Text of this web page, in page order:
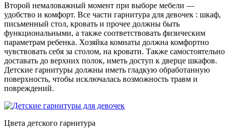
Второй немаловажный момент при выборе мебели —
удобство и комфорт. Все части гарнитура для девочек : шкаф,
письменный стол, кровать и прочее должны быть
функциональными, а также соответствовать физическим
параметрам ребенка. Хозяйка комнаты должна комфортно
чувствовать себя за столом, на кровати. Также самостоятельно
доставать до верхних полок, иметь доступ к дверце шкафов.
Детские гарнитуры должны иметь гладкую обработанную
поверхность, чтобы исключалась возможность травм и
повреждений.
Цвета детского гарнитура